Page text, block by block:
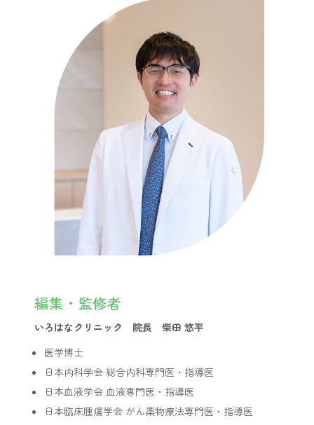
編集・監修者
いろはなクリニック 院長 柴田 悠平
医学博士
日本内科学会 総合内科専門医・指導医
日本血液学会 血液専門医・指導医
日本臨床腫瘍学会 がん薬物療法専門医・指導医